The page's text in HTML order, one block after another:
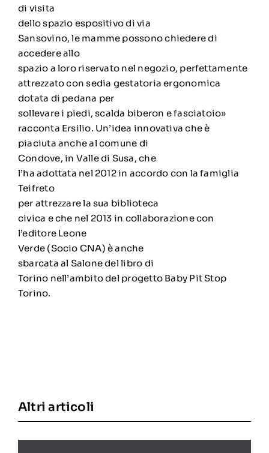
di visita
dello spazio espositivo di via
Sansovino, le mamme possono chiedere di
accedere allo
spazio a loro riservato nel negozio, perfettamente
attrezzato con sedia gestatoria ergonomica
dotata di pedana per
sollevare i piedi, scalda biberon e fasciatoio»
racconta Ersilio. Un’idea innovativa che è
piaciuta anche al comune di
Condove, in Valle di Susa, che
l’ha adottata nel 2012 in accordo con la famiglia
Teifreto
per attrezzare la sua biblioteca
civica e che nel 2013 in collaborazione con
l’editore Leone
Verde (Socio CNA) è anche
sbarcata al Salone del libro di
Torino nell’ambito del progetto Baby Pit Stop
Torino.
Altri articoli